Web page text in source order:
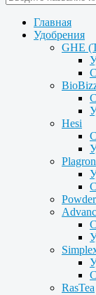
Главная
Удобрения
GHE
Hesi
Plagron
RasTea